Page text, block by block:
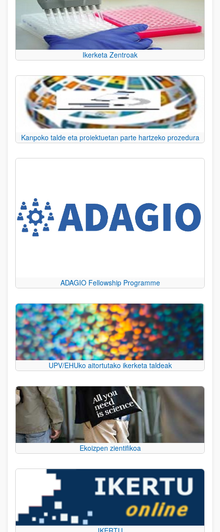
Ikerketa Zentroak
Kanpoko talde eta proiektuetan parte hartzeko prozedura
ADAGIO Fellowship Programme
UPV/EHUko aitortutako ikerketa taldeak
Ekoizpen zientifikoa